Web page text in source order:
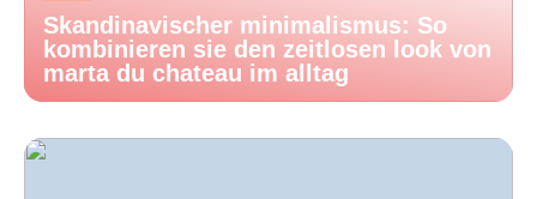
Skandinavischer minimalismus: So
kombinieren sie den zeitlosen look von
marta du chateau im alltag